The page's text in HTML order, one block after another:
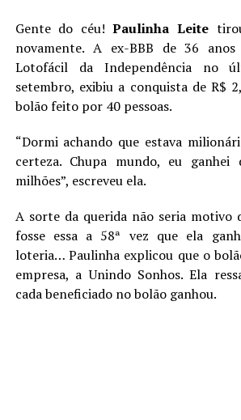
Gente do céu!Paulinha Leite
novamente. A ex-BBB de 36
Lotofácil da Independência no
setembro, exibiu a conquista de R$
bolão feito por 40 pessoas.
“Dormi achando que estava
certeza. Chupa mundo, eu ganhei
milhões”, escreveu ela.
A sorte da querida não seria motivo
fosse essa a 58ª vez que ela
loteria… Paulinha explicou que o
empresa, a Unindo Sonhos. Ela
cada beneficiado no bolão ganhou.